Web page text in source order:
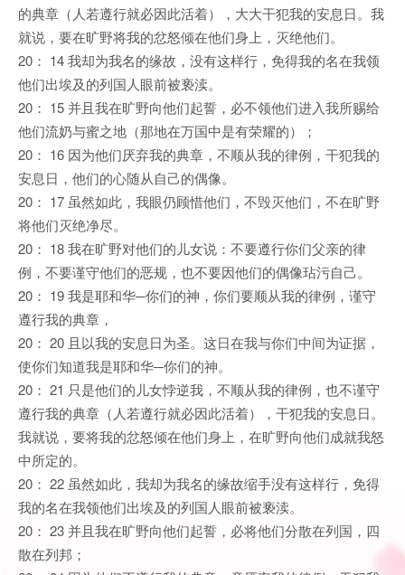
的典章（人若遵行就必因此活着），大大干犯我的安息日。我
就说，要在旷野将我的忿怒倾在他们身上，灭绝他们。
20： 14 我却为我名的缘故，没有这样行，免得我的名在我领
他们出埃及的列国人眼前被亵渎。
20： 15 并且我在旷野向他们起誓，必不领他们进入我所赐给
他们流奶与蜜之地（那地在万国中是有荣耀的）；
20： 16 因为他们厌弃我的典章，不顺从我的律例，干犯我的
安息日，他们的心随从自己的偶像。
20： 17 虽然如此，我眼仍顾惜他们，不毁灭他们，不在旷野
将他们灭绝净尽。
20： 18 我在旷野对他们的儿女说：不要遵行你们父亲的律
例，不要谨守他们的恶规，也不要因他们的偶像玷污自己。
20： 19 我是耶和华─你们的神，你们要顺从我的律例，谨守
遵行我的典章，
20： 20 且以我的安息日为圣。这日在我与你们中间为证据，
使你们知道我是耶和华─你们的神。
20： 21 只是他们的儿女悖逆我，不顺从我的律例，也不谨守
遵行我的典章（人若遵行就必因此活着），干犯我的安息日。
我就说，要将我的忿怒倾在他们身上，在旷野向他们成就我怒
中所定的。
20： 22 虽然如此，我却为我名的缘故缩手没有这样行，免得
我的名在我领他们出埃及的列国人眼前被亵渎。
20： 23 并且我在旷野向他们起誓，必将他们分散在列国，四
散在列邦；